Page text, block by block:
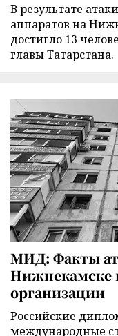
В результате
аппаратов на
достигло 13
главы Татарстана.
МИД: Факты
Нижнекамске
организации
Российские
международные